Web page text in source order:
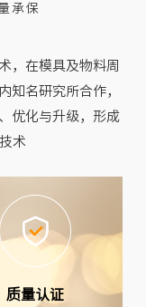
承保
，在模具及物料周
知名研究所合作，
优化与升级，形成
术
质量认证